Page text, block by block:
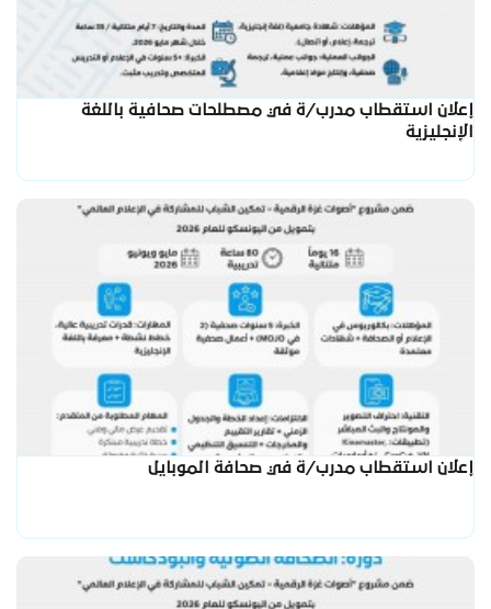
إعلان استقطاب مدرب/ة في مصطلحات صحافية باللغة
الإنجليزية
إعلان استقطاب مدرب/ة في صحافة الموبايل